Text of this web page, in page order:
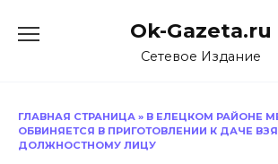
Ok-Gazeta.ru
Сетевое Издание
ГЛАВНАЯ СТРАНИЦА » В ЕЛЕЦКОМ РАЙОНЕ
ОБВИНЯЕТСЯ В ПРИГОТОВЛЕНИИ К ДАЧЕ
ДОЛЖНОСТНОМУ ЛИЦУ